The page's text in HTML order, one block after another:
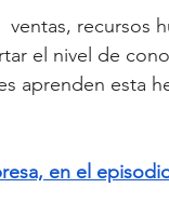
ventas, recursos
el nivel de
aprenden esta
en el